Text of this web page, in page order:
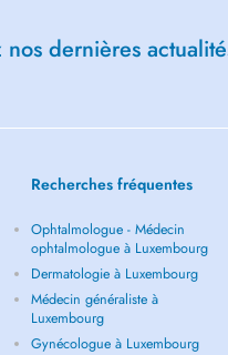
dernières
Recherches fréquentes
Ophtalmologue - Médecin
ophtalmologue à Luxembourg
Dermatologie à Luxembourg
Médecin généraliste à
Luxembourg
Gynécologue à Luxembourg